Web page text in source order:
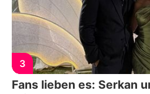
3
Fans lieben es: Serkan